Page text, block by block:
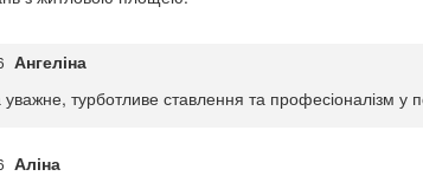
Ангеліна
турботливе ставлення та професіоналізм у
Аліна